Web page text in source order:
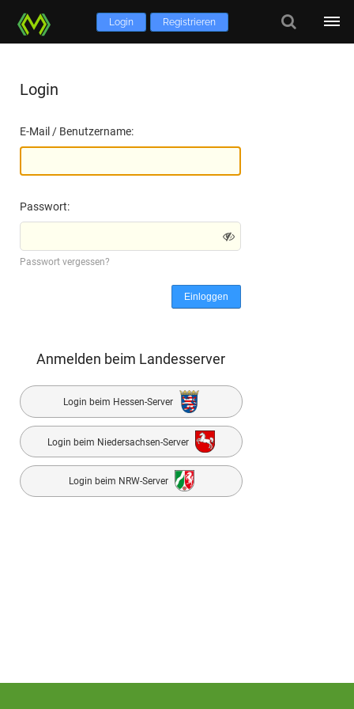
Login Registrieren
Login
E-Mail / Benutzername:
Passwort:
Passwort vergessen?
Anmelden beim Landesserver
Login beim Hessen-Server
Login beim Niedersachsen-Server
Login beim NRW-Server